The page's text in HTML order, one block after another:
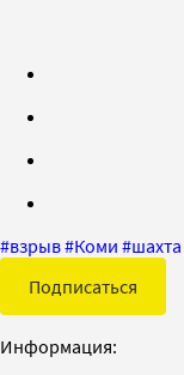
#взрыв#Коми #шахта
Подписаться
Информация: